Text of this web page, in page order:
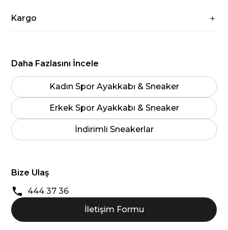
Kargo
Daha Fazlasını İncele
Kadın Spor Ayakkabı & Sneaker
Erkek Spor Ayakkabı & Sneaker
İndirimli Sneakerlar
Bize Ulaş
444 37 36
İletişim Formu